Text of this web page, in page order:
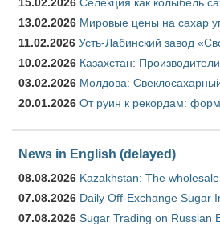
13.02.2026 Мировые цены на сахар
11.02.2026 Усть-Лабинский завод
10.02.2026 Казахстан:
03.02.2026 Молдова:
20.01.2026 От руин к рекордам:
News in English (delayed)
08.08.2026 Kazakhstan: The
07.08.2026 Daily Off-Exchange Sugar
07.08.2026 Sugar Trading on Russian